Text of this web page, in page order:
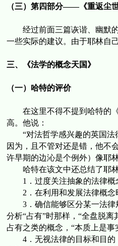
（三）第四部分——《重返尘世
经过前面三篇诙谐、幽默
一些实际的建议。由于耶林自
三、《法学的概念天国》
（一）哈特的评价
在这里不得不提到哈特的
高。他说：
“对法哲学感兴趣的英国
因为，
且不管对还是错，他不
许早期的边沁是个例外）像耶
哈特在该文中还总结了耶
1 ． 过度关注抽象的法律
2 ．在利用和发展法律概
3．确信能够区分某一法律
分析“占有”时那样， “全盘脱离
占有之类的概念， “本质上是事
4．无视法律的目标和目的